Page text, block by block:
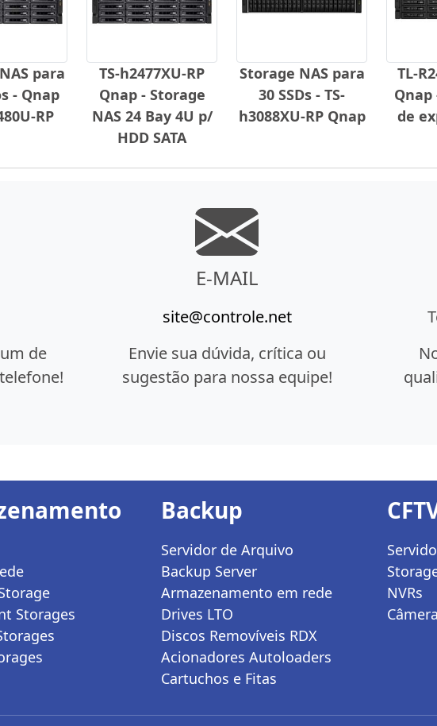
para
- Qnap
RP
TS-h2477XU-RP
Qnap - Storage
NAS 24 Bay 4U p/
HDD SATA
Storage NAS para
30 SSDs - TS-
h3088XU-RP Qnap
TL-
Qnap
de
de
E-MAIL
site@controle.net
Envie sua dúvida, crítica ou
sugestão para nossa equipe!
Storages
Backup
Servidor de Arquivo
Backup Server
Armazenamento em rede
Drives LTO
Discos Removíveis RDX
Acionadores Autoloaders
Cartuchos e Fitas
NVRs